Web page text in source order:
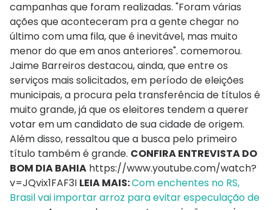
campanhas que foram realizadas. "Foram várias
ações que aconteceram pra a gente chegar no
último com uma fila, que é inevitável, mas muito
menor do que em anos anteriores". comemorou.
Jaime Barreiros destacou, ainda, que entre os
serviços mais solicitados, em período de eleições
municipais, a procura pela transferência de títulos é
muito grande, já que os eleitores tendem a querer
votar em um candidato de sua cidade de origem.
Além disso, ressaltou que a busca pelo primeiro
título também é grande. CONFIRA ENTREVISTA DO
BOM DIA BAHIA https://www.youtube.com/watch?
v=JQvix1FAF3I LEIA MAIS:Com enchentes no RS,
Brasil vai importar arroz para evitar especulação de